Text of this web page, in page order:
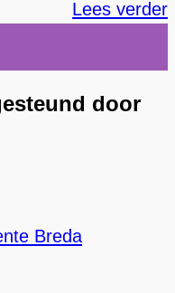
Lees verder
door